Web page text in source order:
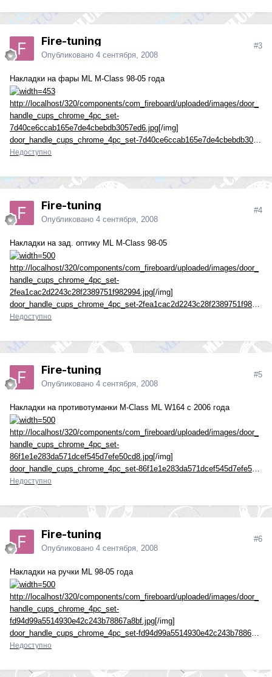
Fire-tuning
Опубликовано 4 сентября, 2008
#3
Накладки на фары ML M-Class 98-05 года
http://localhost/320/components/com_fireboard/uploaded/images/door_
handle_cups_chrome_4pc_set-
7d40ce6ccab165e7de4cbebdb3057ed6.jpg[/img]
Недоступно
Fire-tuning
Опубликовано 4 сентября, 2008
#4
Накладки на зад. оптику ML M-Class 98-05
http://localhost/320/components/com_fireboard/uploaded/images/door_
handle_cups_chrome_4pc_set-
2fea1cac2d2243c28f2389751f982994.jpg[/img]
Недоступно
Fire-tuning
Опубликовано 4 сентября, 2008
#5
Накладки на противотуманки M-Class ML W164 с 2006 года
http://localhost/320/components/com_fireboard/uploaded/images/door_
handle_cups_chrome_4pc_set-
86f1e1e283da571dcef545d7efe50cd8.jpg[/img]
Недоступно
Fire-tuning
Опубликовано 4 сентября, 2008
#6
Накладки на ручки ML 98-05 года
http://localhost/320/components/com_fireboard/uploaded/images/door_
handle_cups_chrome_4pc_set-
fd94d99a5514930e42c243b78867a8bf.jpg[/img]
Недоступно